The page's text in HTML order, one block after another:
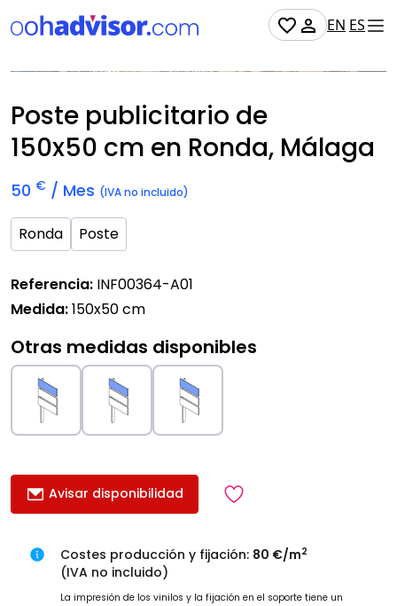
EN ES
No Disponible
Poste publicitario de
150x50 cm en Ronda, Málaga
50 € / Mes (IVA no incluido)
Ronda Poste
Referencia: INF00364-A01
Medida:150x50 cm
Otras medidas disponibles
Avisar disponibilidad
Costes producción y fijación: 80 €/m2
(IVA no incluido)
La impresión de los vinilos y la fijación en el soporte tiene un